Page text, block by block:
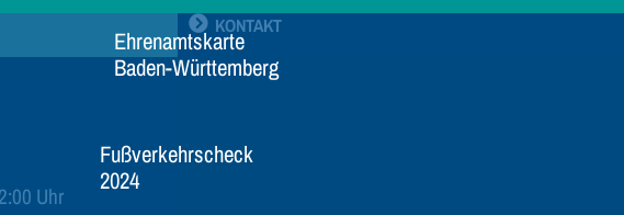
Ehrenamtskarte
Baden-Württemberg
Fußverkehrscheck
2024
KONTAKT
Uhr